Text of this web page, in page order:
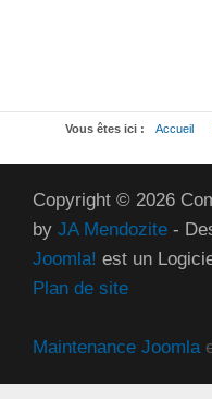
Vous êtes ici : Accueil
Copyright © 2026
by JA Mendozite -
Joomla! est un
Plan de site
Maintenance Joomla